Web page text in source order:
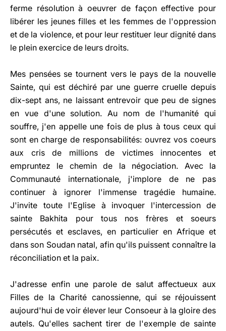
ferme résolution à oeuvrer de façon effective pour
libérer les jeunes filles et les femmes de l'oppression
et de la violence, et pour leur restituer leur dignité dans
le plein exercice de leurs droits.
Mes pensées se tournent vers le pays de la nouvelle
Sainte, qui est déchiré par une guerre cruelle depuis
dix-sept ans, ne laissant entrevoir que peu de signes
en vue d'une solution. Au nom de l'humanité qui
souffre, j'en appelle une fois de plus à tous ceux qui
sont en charge de responsabilités: ouvrez vos coeurs
aux cris de millions de victimes innocentes et
empruntez le chemin de la négociation. Avec la
Communauté internationale, j'implore de ne pas
continuer à ignorer l'immense tragédie humaine.
J'invite toute l'Eglise à invoquer l'intercession de
sainte Bakhita pour tous nos frères et soeurs
persécutés et esclaves, en particulier en Afrique et
dans son Soudan natal, afin qu'ils puissent connaître la
réconciliation et la paix.
J'adresse enfin une parole de salut affectueux aux
Filles de la Charité canossienne, qui se réjouissent
aujourd'hui de voir élever leur Consoeur à la gloire des
autels. Qu'elles sachent tirer de l'exemple de sainte